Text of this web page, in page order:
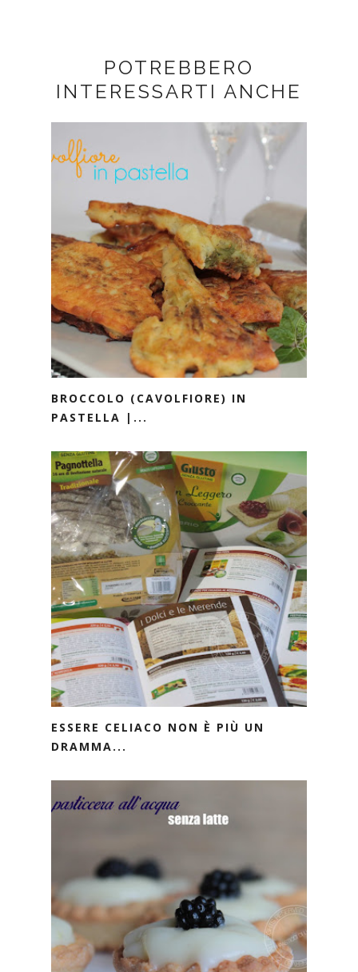
POTREBBERO
INTERESSARTI ANCHE
BROCCOLO (CAVOLFIORE) IN
PASTELLA |...
ESSERE CELIACO NON È PIÙ UN
DRAMMA...